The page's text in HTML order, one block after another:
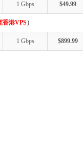
1 Gbps $49.99
香港VPS）
1 Gbps $899.99